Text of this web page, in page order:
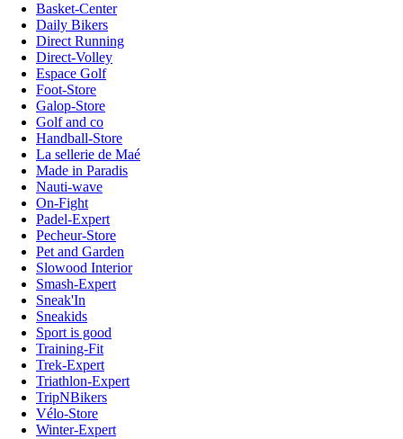
Basket-Center
Daily Bikers
Direct Running
Direct-Volley
Espace Golf
Foot-Store
Galop-Store
Golf and co
Handball-Store
La sellerie de Maé
Made in Paradis
Nauti-wave
On-Fight
Padel-Expert
Pecheur-Store
Pet and Garden
Slowood Interior
Smash-Expert
Sneak'In
Sneakids
Sport is good
Training-Fit
Trek-Expert
Triathlon-Expert
TripNBikers
Vélo-Store
Winter-Expert